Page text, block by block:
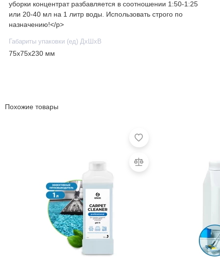
уборки концентрат разбавляется в соотношении 1:50-1:25
или 20-40 мл на 1 литр воды. Использовать строго по
назначению!</p>
Габариты упаковки (ед) ДхШхВ
75x75x230 мм
Похожие товары